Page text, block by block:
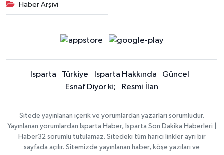
Haber Arşivi
Isparta Türkiye Isparta Hakkında
Güncel
Esnaf Diyor ki;
Resmi İlan
Sitede yayınlanan içerik ve yorumlardan yazarları sorumludur.
Yayınlanan yorumlardan Isparta Haber, Isparta Son Dakika Haberleri |
Haber32 sorumlu tutulamaz. Sitedeki tüm harici linkler ayrı bir
sayfada açılır. Sitemizde yayınlanan haber, köşe yazıları ve